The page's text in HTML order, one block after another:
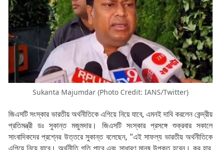
Sukanta Majumdar (Photo Credit: IANS/Twitter)
জিএসটি সংস্কার ভারতীয় অর্থনীতিকে এগিয়ে নিয়ে যাবে, এমনই দাবি করলেন কেন্দ্রীয়
প্রতিমন্ত্রী ডঃ সুকান্ত মজুমদার। জিএসটি সংস্কার প্রসঙ্গে শুক্রবার সকালে
সাংবাদিকদের প্রশ্নের উত্তরে সুকান্ত বলেছেন, "এই সাফল্য ভারতীয় অর্থনীতিকে